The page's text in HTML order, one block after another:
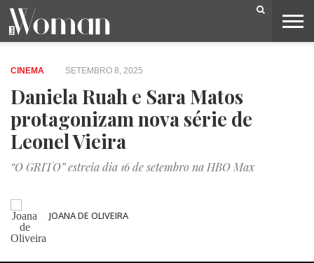
BELEZA
CAPA
LIFESTYLE
MODA
OPINIÃO
PESSOAS
SOCIEDADE
VIDEOS
CINEMA SETEMBRO 8, 2025
Daniela Ruah e Sara Matos
protagonizam nova série de
Leonel Vieira
“O GRITO” estreia dia 16 de setembro na HBO Max
JOANA DE OLIVEIRA